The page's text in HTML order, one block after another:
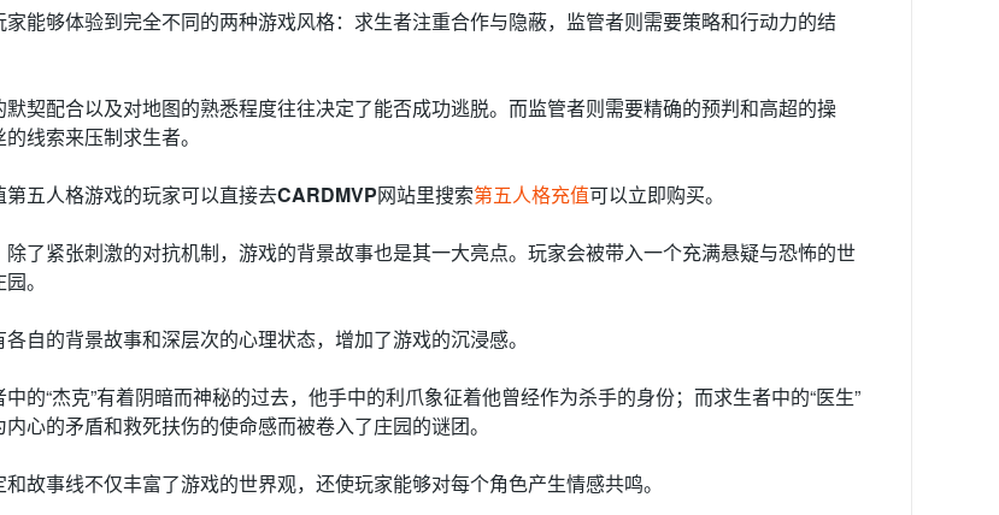
能够体验到完全不同的两种游戏风格：求生者注重合作与隐蔽，监管者则需要策略和行动力的结
默契配合以及对地图的熟悉程度往往决定了能否成功逃脱。而监管者则需要精确的预判和高超的操
线索来压制求生者。
第五人格游戏的玩家可以直接去CARDMVP网站里搜索第五人格充值可以立即购买。
除了紧张刺激的对抗机制，游戏的背景故事也是其一大亮点。玩家会被带入一个充满悬疑与恐怖的世
。
自的背景故事和深层次的心理状态，增加了游戏的沉浸感。
的“杰克”有着阴暗而神秘的过去，他手中的利爪象征着他曾经作为杀手的身份；而求生者中的“医生”
心的矛盾和救死扶伤的使命感而被卷入了庄园的谜团。
故事线不仅丰富了游戏的世界观，还使玩家能够对每个角色产生情感共鸣。